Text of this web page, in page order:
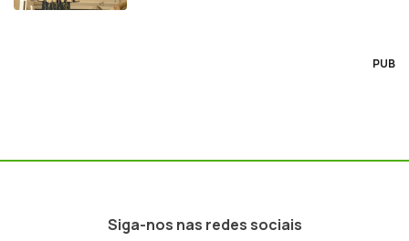
PUB
Siga-nos nas redes sociais